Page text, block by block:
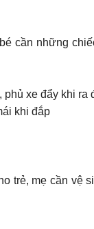
cần những
phủ xe đẩy khi ra
khi đắp
trẻ, mẹ cần vệ